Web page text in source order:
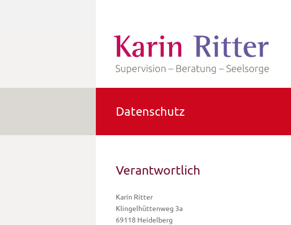
Datenschutz
Verantwortlich
Karin Ritter
Klingelhüttenweg 3a
69118 Heidelberg